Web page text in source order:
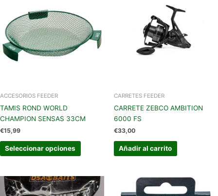
ACCESORIOS FEEDER
TAMIS ROND WORLD
CHAMPION SENSAS 33CM
€15,99
Seleccionar opciones
múltiples
variantes.
Las
página
CARRETES FEEDER
CARRETE ZEBCO AMBITION
6000 FS
€33,00
Añadir al carrito
Este
producto
Este